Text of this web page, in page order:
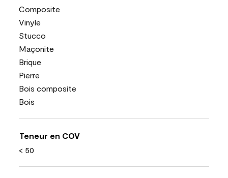
Composite
Vinyle
Stucco
Maçonite
Brique
Pierre
Bois composite
Bois
Teneur en COV
< 50